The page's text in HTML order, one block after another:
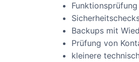
Backups mit
Prüfung von
kleinere